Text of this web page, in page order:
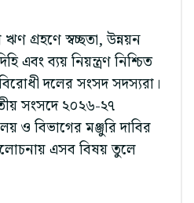
ঋণ গ্রহণে স্বচ্ছতা, উন্নয়ন
এবং ব্যয় নিয়ন্ত্রণ নিশ্চিত
দলের সংসদ সদস্যরা।
সংসদে ২০২৬-২৭
ও বিভাগের মঞ্জুরি দাবির
এসব বিষয় তুলে